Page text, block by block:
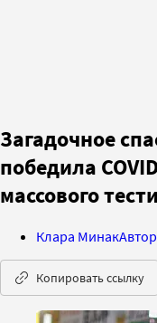
Загадочное
победила
массового
Клара МинакАвтор
Копировать ссылку